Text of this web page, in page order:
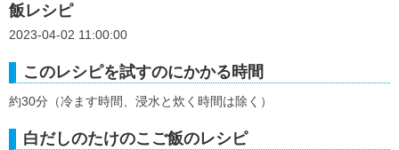
飯レシピ
2023-04-02 11:00:00
このレシピを試すのにかかる時間
約30分（冷ます時間、浸水と炊く時間は除く）
白だしのたけのこご飯のレシピ